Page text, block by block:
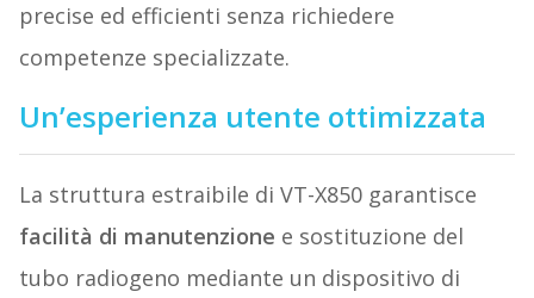
precise ed efficienti senza richiedere
competenze specializzate.
Un’esperienza utente ottimizzata
La struttura estraibile di VT-X850 garantisce
facilità di manutenzione e sostituzione del
tubo radiogeno mediante un dispositivo di